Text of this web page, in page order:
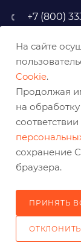
+7 (800)
308009,
На сайте
Cookie.
Продолжая
на
соответствии
сохранение
браузера.
ПРИНЯТЬ
ОТКЛОНИТЬ